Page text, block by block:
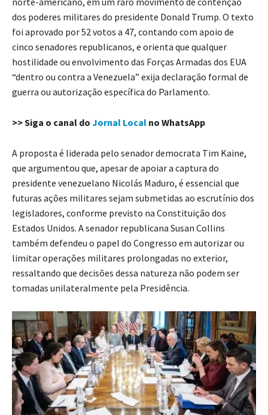
dos poderes militares do presidente Donald Trump. O texto
foi aprovado por 52 votos a 47, contando com apoio de
cinco senadores republicanos, e orienta que qualquer
hostilidade ou envolvimento das Forças Armadas dos EUA
“dentro ou contra a Venezuela” exija declaração formal de
guerra ou autorização específica do Parlamento.
>> Siga o canal do Jornal Local no WhatsApp
A proposta é liderada pelo senador democrata Tim Kaine,
que argumentou que, apesar de apoiar a captura do
presidente venezuelano Nicolás Maduro, é essencial que
futuras ações militares sejam submetidas ao escrutínio dos
legisladores, conforme previsto na Constituição dos
Estados Unidos. A senador republicana Susan Collins
também defendeu o papel do Congresso em autorizar ou
limitar operações militares prolongadas no exterior,
ressaltando que decisões dessa natureza não podem ser
tomadas unilateralmente pela Presidência.